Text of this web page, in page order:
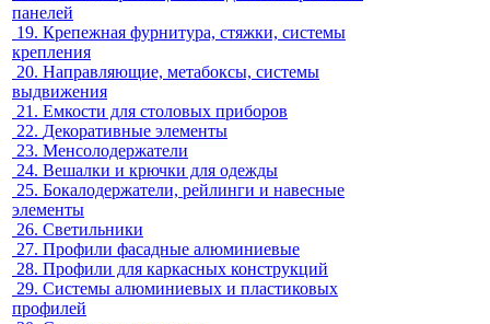
панелей
19. Крепежная фурнитура, стяжки, системы
крепления
20. Направляющие, метабоксы, системы
выдвижения
21. Емкости для столовых приборов
22. Декоративные элементы
23. Менсолодержатели
24. Вешалки и крючки для одежды
25. Бокалодержатели, рейлинги и навесные
элементы
26. Светильники
27. Профили фасадные алюминиевые
28. Профили для каркасных конструкций
29. Системы алюминиевых и пластиковых
профилей